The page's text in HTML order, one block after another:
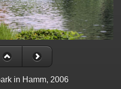
in Hamm, 2006